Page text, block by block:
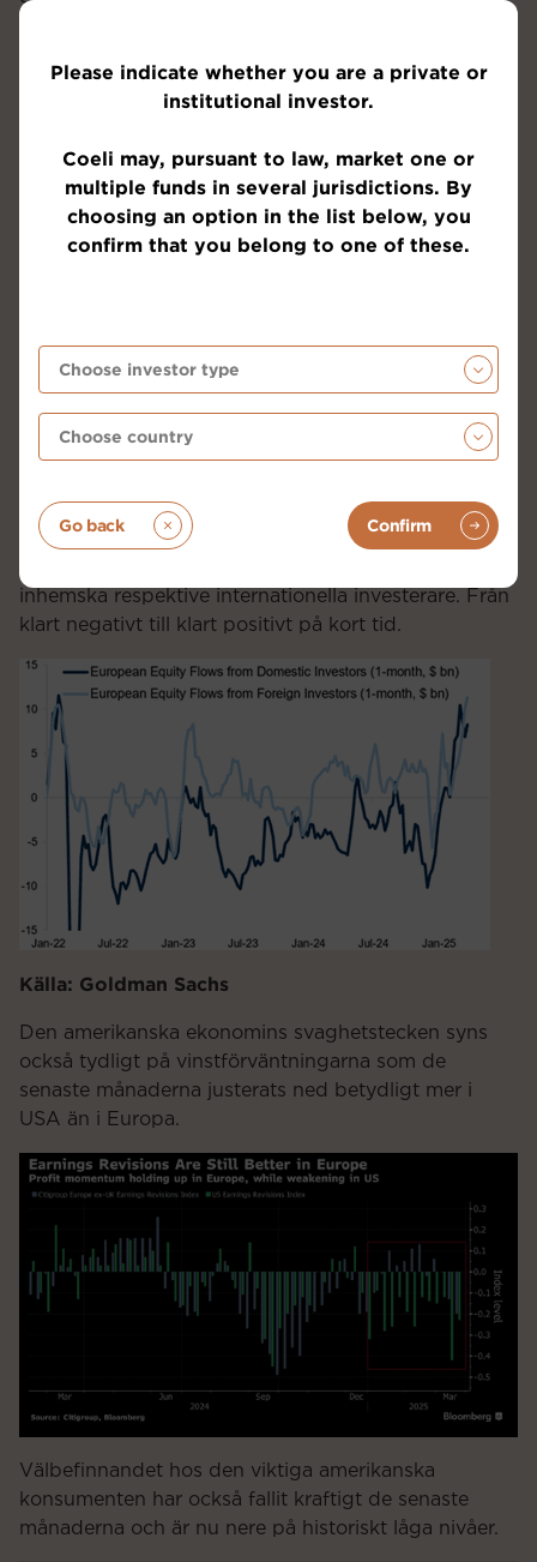
Källa: EPFR, Goldman Sachs Investment Research
inhemska respektive internationella investerare. Från
klart negativt till klart positivt på kort tid.
Källa: Goldman Sachs
Den amerikanska ekonomins svaghetstecken syns
också tydligt på vinstförväntningarna som de
senaste månaderna justerats ned betydligt mer i
USA än i Europa.
Välbefinnandet hos den viktiga amerikanska
konsumenten har också fallit kraftigt de senaste
månaderna och är nu nere på historiskt låga nivåer.
Please indicate whether you are a private or
institutional investor.
Coeli may, pursuant to law, market one or
multiple funds in several jurisdictions. By
choosing an option in the list below, you
confirm that you belong to one of these.
Go back Confirm